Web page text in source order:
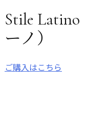
Stile Latino
ーノ）
ご購入はこちら